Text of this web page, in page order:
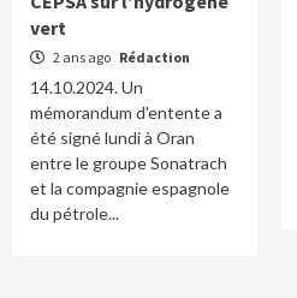
vert
2 ans ago Rédaction
14.10.2024. Un
mémorandum d'entente a
été signé lundi à Oran
entre le groupe Sonatrach
et la compagnie espagnole
du pétrole...